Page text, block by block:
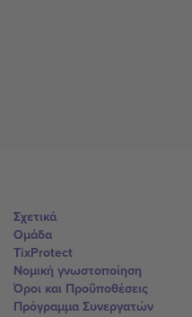
Σχετικά
Ομάδα
TixProtect
Νομική γνωστοποίηση
Όροι και Προΰποθέσεις
Πρόγραμμα Συνεργατών